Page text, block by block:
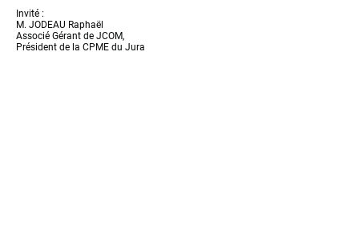
Invité :
M. JODEAU Raphaël
Associé Gérant de JCOM,
Président de la CPME du Jura